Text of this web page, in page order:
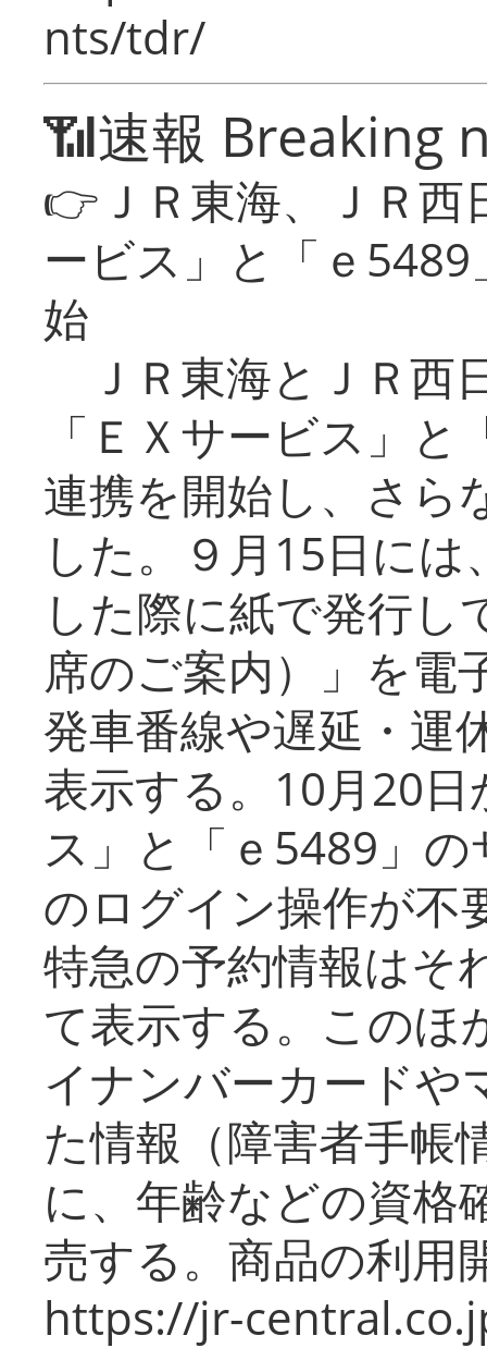
nts/tdr/
📶速報 Breaking
👉ＪＲ東海、ＪＲ
ービス」と「ｅ
始
ＪＲ東海とＪＲ西
「ＥＸサービス」
連携を開始し、さら
した。９月15日に
した際に紙で発行し
席のご案内）」を電
発車番線や遅延・運
表示する。10月20
ス」と「ｅ5489」
のログイン操作が不
特急の予約情報はそ
て表示する。このほ
イナンバーカードや
た情報（障害者手帳
に、年齢などの資格
売する。商品の利用
https://jr-